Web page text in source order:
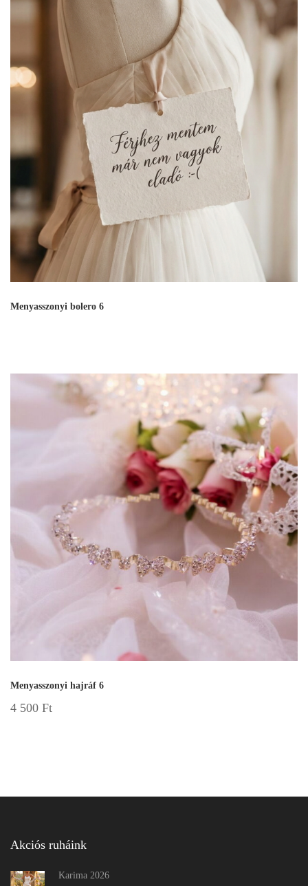
Menyasszonyi bolero 6
Menyasszonyi hajráf 6
4 500 Ft
Akciós ruháink
Karima 2026